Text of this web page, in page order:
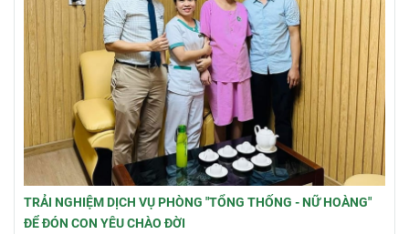
TRẢI NGHIỆM DỊCH VỤ PHÒNG "TỔNG THỐNG - NỮ HOÀNG"
ĐỂ ĐÓN CON YÊU CHÀO ĐỜI